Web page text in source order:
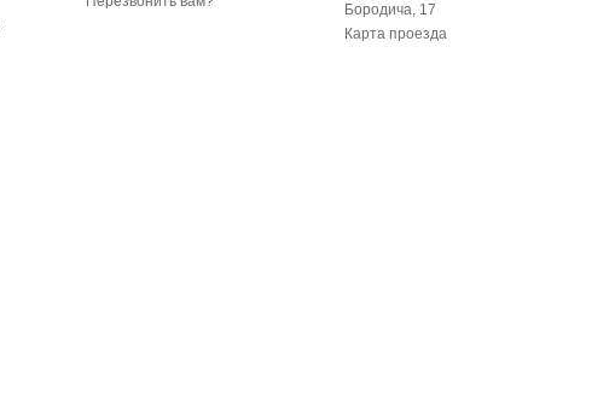
Бородича, 17
Карта проезда